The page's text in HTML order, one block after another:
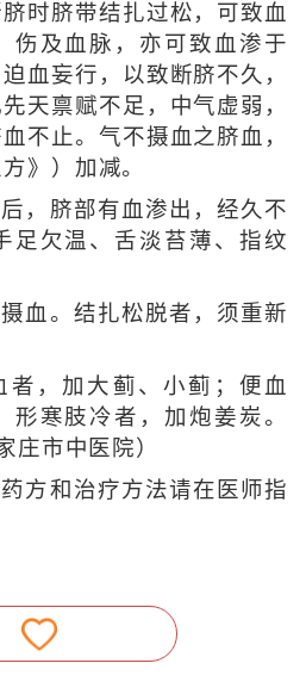
时脐带结扎过松，可致血
伤及血脉，亦可致血渗于
血妄行，以致断脐不久，
天禀赋不足，中气虚弱，
不止。气不摄血之脐血，
》）加减。
，脐部有血渗出，经久不
足欠温、舌淡苔薄、指纹
血。结扎松脱者，须重新
者，加大蓟、小蓟；便血
形寒肢冷者，加炮姜炭。
庄市中医院）
药方和治疗方法请在医师指